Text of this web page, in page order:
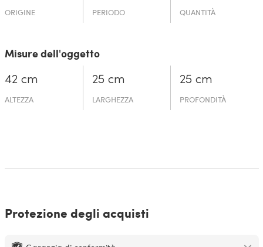
ORIGINE PERIODO QUANTITÀ
Misure dell'oggetto
42 cm
ALTEZZA
25 cm
LARGHEZZA
25 cm
PROFONDITÀ
Protezione degli acquisti